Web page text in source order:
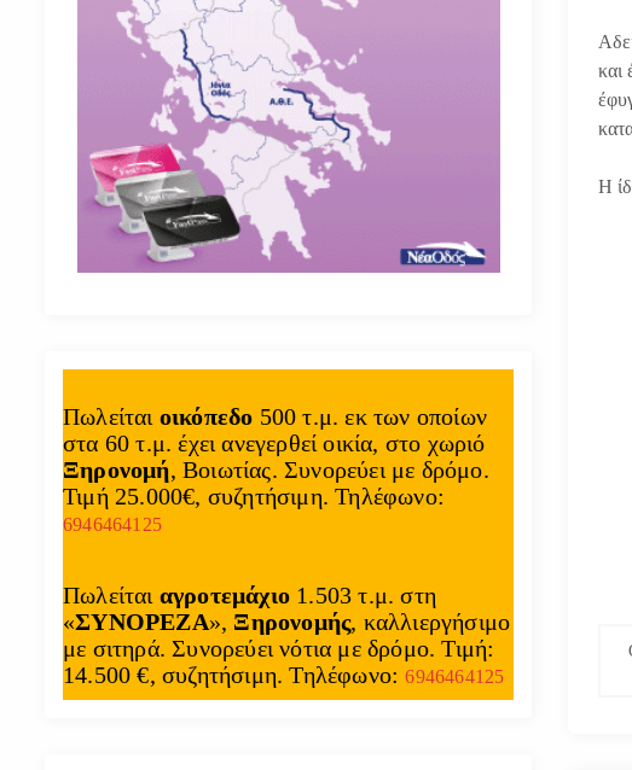
και
Η
Πωλείται οικόπεδο 500 τ.μ. εκ των οποίων
στα 60 τ.μ. έχει ανεγερθεί οικία, στο χωριό
Ξηρονομή, Βοιωτίας. Συνορεύει με δρόμο.
Τιμή 25.000€, συζητήσιμη. Τηλέφωνο:
6946464125
Πωλείται αγροτεμάχιο 1.503 τ.μ. στη
«ΣΥΝΟΡΕΖΑ», Ξηρονομής, καλλιεργήσιμο
με σιτηρά. Συνορεύει νότια με δρόμο. Τιμή:
14.500 €, συζητήσιμη. Τηλέφωνο:6946464125